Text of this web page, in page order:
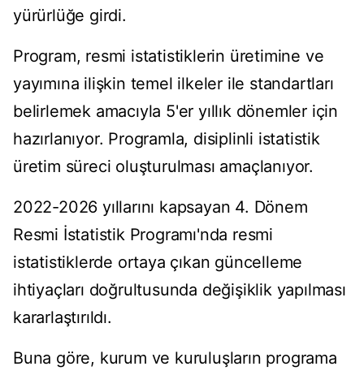
yürürlüğe girdi.
Program, resmi istatistiklerin üretimine ve
yayımına ilişkin temel ilkeler ile standartları
belirlemek amacıyla 5'er yıllık dönemler için
hazırlanıyor. Programla, disiplinli istatistik
üretim süreci oluşturulması amaçlanıyor.
2022-2026 yıllarını kapsayan 4. Dönem
Resmi İstatistik Programı'nda resmi
istatistiklerde ortaya çıkan güncelleme
ihtiyaçları doğrultusunda değişiklik yapılması
kararlaştırıldı.
Buna göre, kurum ve kuruluşların programa